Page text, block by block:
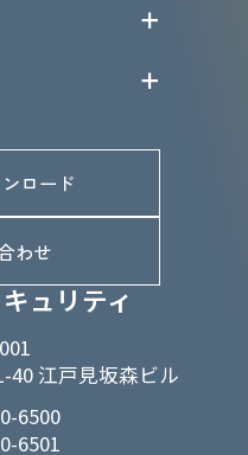
ュリティ
40 江戸見坂森ビル
6500
6501
ティ
ロード
わせ